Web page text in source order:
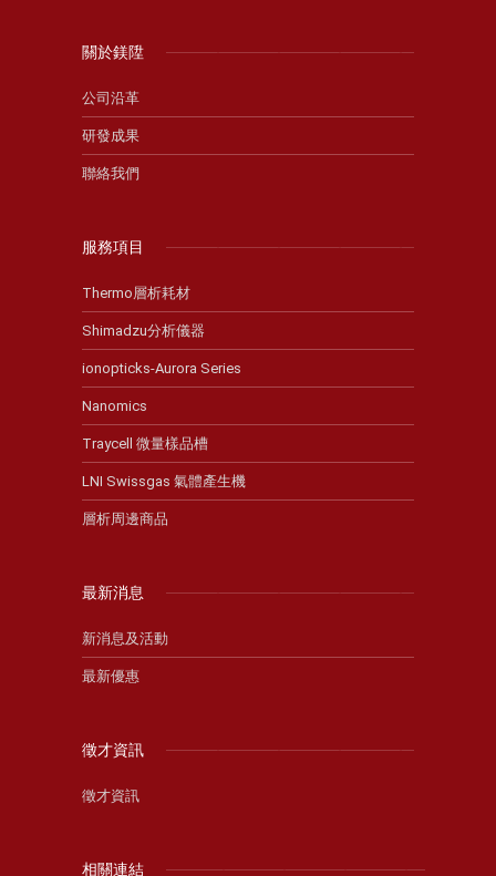
關於鎂陞
公司沿革
研發成果
聯絡我們
服務項目
Thermo層析耗材
Shimadzu分析儀器
ionopticks-Aurora Series
Nanomics
Traycell 微量樣品槽
LNI Swissgas 氣體產生機
層析周邊商品
最新消息
新消息及活動
最新優惠
徵才資訊
徵才資訊
相關連結